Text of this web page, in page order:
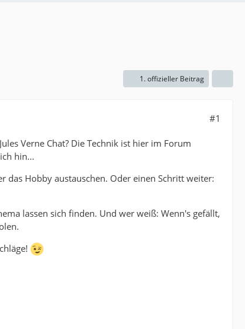
1. offizieller Beitrag
#1
Verne Chat? Die Technik ist hier im Forum
hin...
das Hobby austauschen. Oder einen Schritt weiter:
lassen sich finden. Und wer weiß: Wenn's gefällt,